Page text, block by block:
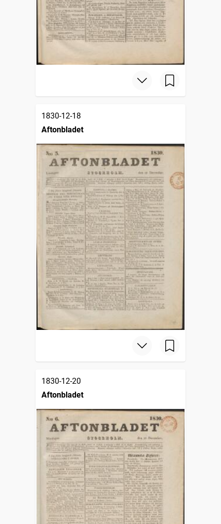
1830-12-18
Aftonbladet
1830-12-20
Aftonbladet